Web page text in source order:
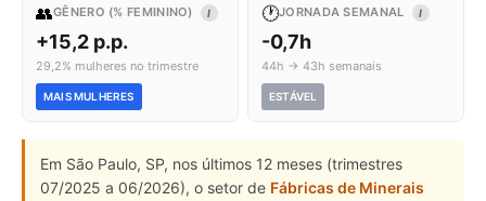
👥GÊNERO (% FEMININO) I
+15,2 p.p.
29,2% mulheres no trimestre
MAIS MULHERES
🕐JORNADA SEMANAL I
-0,7h
44h → 43h semanais
ESTÁVEL
Em São Paulo, SP, nos últimos 12 meses (trimestres
07/2025 a 06/2026), o setor de Fábricas de Minerais